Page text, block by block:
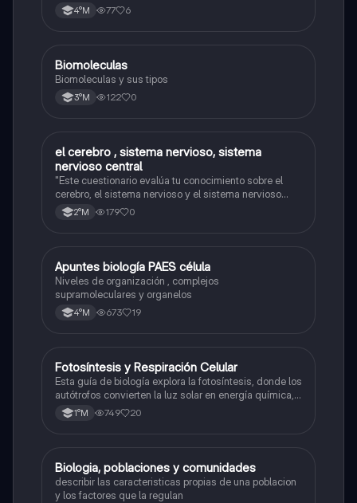
4°M 77 6
Biología
Biomoleculas
Biomoleculas y sus tipos
3°M 122 0
Biología
el cerebro , sistema nervioso, sistema
nervioso central
"Este cuestionario evalúa tu conocimiento sobre el
cerebro, el sistema nervioso y el sistema nervioso
central."
2°M 179 0
Biología
Apuntes biología PAES célula
Niveles de organización , complejos
supramoleculares y organelos
4°M 673 19
Biología
Fotosíntesis y Respiración Celular
Esta guía de biología explora la fotosíntesis, donde los
autótrofos convierten la luz solar en energía química, y
la respiración celular, un proceso vital para el flujo de
energía en los ecosistemas.
1°M 749 20
Biología
Biologia, poblaciones y comunidades
describir las caracteristicas propias de una poblacion
y los factores que la regulan